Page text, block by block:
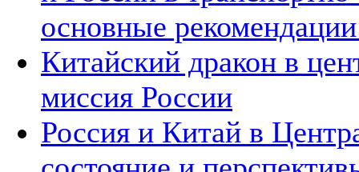
основные
Китайский дракон в
миссия России
Россия и Китай в